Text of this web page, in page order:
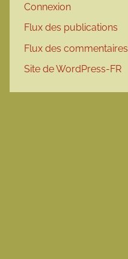
Connexion
Flux des publications
Flux des commentaires
Site de WordPress-FR